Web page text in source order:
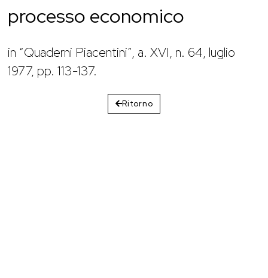
processo economico
in “Quaderni Piacentini”, a. XVI, n. 64, luglio
1977, pp. 113-137.
Ritorno